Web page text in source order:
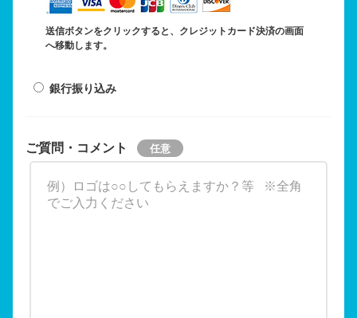
送信ボタンをクリックすると、クレジットカード決済の画面
へ移動します。
銀行振り込み
ご質問・コメント